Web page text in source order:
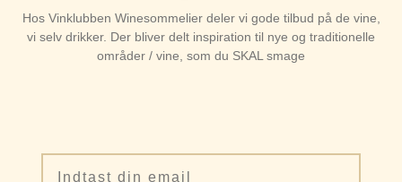
Hos Vinklubben Winesommelier deler vi gode tilbud på de vine,
vi selv drikker. Der bliver delt inspiration til nye og traditionelle
områder / vine, som du SKAL smage